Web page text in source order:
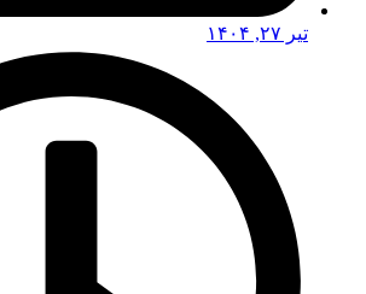
تیر ۲۷, ۱۴۰۴